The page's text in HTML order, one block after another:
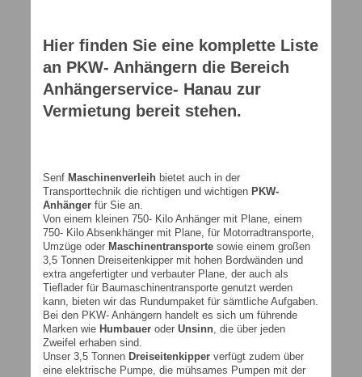
Hier finden Sie eine komplette Liste
an PKW- Anhängern die Bereich
Anhängerservice- Hanau zur
Vermietung bereit stehen.
Senf Maschinenverleih bietet auch in der
Transporttechnik die richtigen und wichtigen PKW-
Anhänger für Sie an.
Von einem kleinen 750- Kilo Anhänger mit Plane, einem
750- Kilo Absenkhänger mit Plane, für Motorradtransporte,
Umzüge oder Maschinentransporte sowie einem großen
3,5 Tonnen Dreiseitenkipper mit hohen Bordwänden und
extra angefertigter und verbauter Plane, der auch als
Tieflader für Baumaschinentransporte genutzt werden
kann, bieten wir das Rundumpaket für sämtliche Aufgaben.
Bei den PKW- Anhängern handelt es sich um führende
Marken wie Humbauer oder Unsinn, die über jeden
Zweifel erhaben sind.
Unser 3,5 Tonnen Dreiseitenkipper verfügt zudem über
eine elektrische Pumpe, die mühsames Pumpen mit der